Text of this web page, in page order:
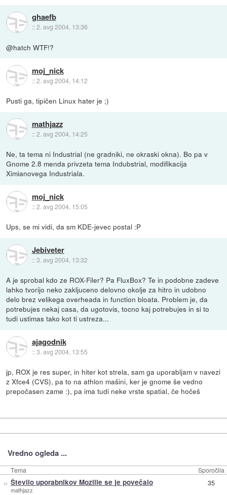
ghaefb
::2. avg 2004, 13:36
@hatch WTF!?
moj_nick
::2. avg 2004, 14:12
Pusti ga, tipičen Linux hater je ;)
mathjazz
::2. avg 2004, 14:25
Ne, ta tema ni Industrial (ne gradniki, ne okraski okna). Bo pa v
Gnome 2.8 menda privzeta tema Indubstrial, modifikacija
Ximianovega Industriala.
moj_nick
::2. avg 2004, 15:05
Ups, se mi vidi, da sm KDE-jevec postal :P
Jebiveter
::3. avg 2004, 13:32
A je sprobal kdo ze ROX-Filer? Pa FluxBox? Te in podobne zadeve
lahko tvorijo neko zakljuceno delovno okolje za hitro in udobno
delo brez velikega overheada in function bloata. Problem je, da
potrebujes nekaj casa, da ugotovis, tocno kaj potrebujes in si to
tudi ustimas tako kot ti ustreza...
ajagodnik
::3. avg 2004, 13:55
jp, ROX je res super, in hiter kot strela, sam ga uporabljam v navezi
z Xfce4 (CVS), pa to na athlon mašini, ker je gnome še vedno
prepočasen zame :), pa ima tudi neke vrste spatial, če hočeš
Vredno ogleda ...
Tema Sporočila
» Število uporabnikov Mozille se je povečalo
mathjazz
35